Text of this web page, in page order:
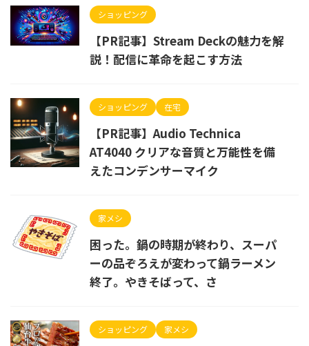
ショッピング
【PR記事】Stream Deckの魅力を解
説！配信に革命を起こす方法
ショッピング 在宅
【PR記事】Audio Technica
AT4040 クリアな音質と万能性を備
えたコンデンサーマイク
家メシ
困った。鍋の時期が終わり、スーパ
ーの品ぞろえが変わって鍋ラーメン
終了。やきそばって、さ
ショッピング 家メシ